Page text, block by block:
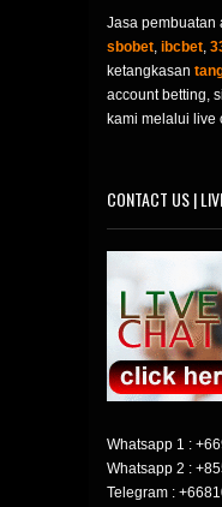
Jasa pembuatan
sbobet, ibcbet,
ketangkasan
account betting,
kami melalui live
CONTACT US |
Whatsapp 1 :
Whatsapp 2 :
Telegram :